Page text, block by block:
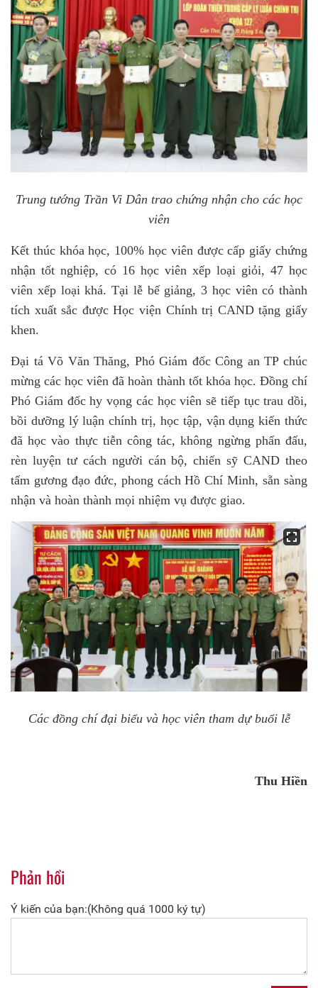
Trung tướng Trần Vi Dân trao chứng nhận cho các học
viên
Kết thúc khóa học, 100% học viên được cấp giấy chứng
nhận tốt nghiệp, có 16 học viên xếp loại giỏi, 47 học
viên xếp loại khá. Tại lễ bế giảng, 3 học viên có thành
tích xuất sắc được Học viện Chính trị CAND tặng giấy
khen.
Đại tá Võ Văn Thăng, Phó Giám đốc Công an TP chúc
mừng các học viên đã hoàn thành tốt khóa học. Đồng chí
Phó Giám đốc hy vọng các học viên sẽ tiếp tục trau dồi,
bồi dưỡng lý luận chính trị, học tập, vận dụng kiến thức
đã học vào thực tiễn công tác, không ngừng phấn đấu,
rèn luyện tư cách người cán bộ, chiến sỹ CAND theo
tấm gương đạo đức, phong cách Hồ Chí Minh, sẵn sàng
nhận và hoàn thành mọi nhiệm vụ được giao.
Các đồng chí đại biểu và học viên tham dự buổi lễ
Thu Hiền
Phản hồi
Ý kiến của bạn:(Không quá 1000 ký tự)